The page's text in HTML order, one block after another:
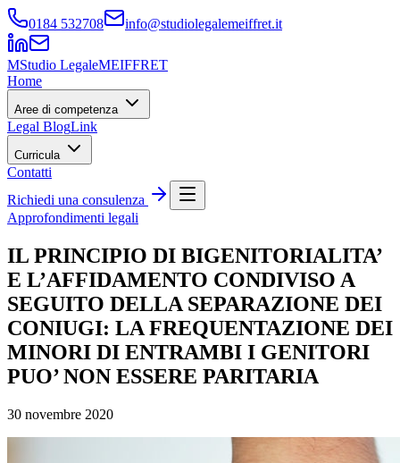
0184 532708 info@studiolegalemeiffret.it
MStudio LegaleMEIFFRET
Home
Aree di competenza
Legal BlogLink
Curricula
Contatti
Richiedi una consulenza
Approfondimenti legali
IL PRINCIPIO DI BIGENITORIALITA’
E L’AFFIDAMENTO CONDIVISO A
SEGUITO DELLA SEPARAZIONE DEI
CONIUGI: LA FREQUENTAZIONE DEI
MINORI DI ENTRAMBI I GENITORI
PUO’ NON ESSERE PARITARIA
30 novembre 2020